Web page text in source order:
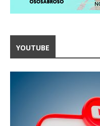
YOUTUBE